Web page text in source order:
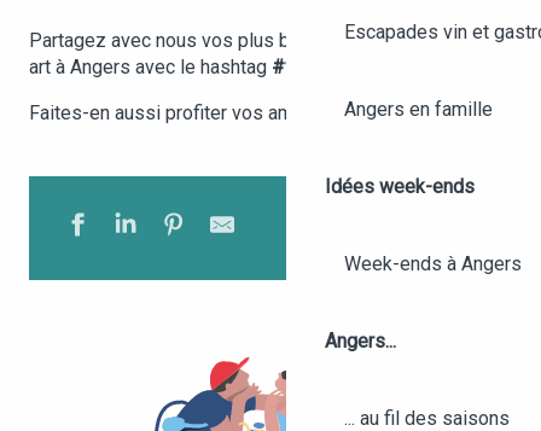
Escapades vin et
Angers en famille
Idées week-ends
Week-ends à Angers
Angers...
... au fil des saisons
Partagez avec nous vos plus beaux souvenirs de street
art à Angers avec le hashtag #visitangers
Faites-en aussi profiter vos amis :